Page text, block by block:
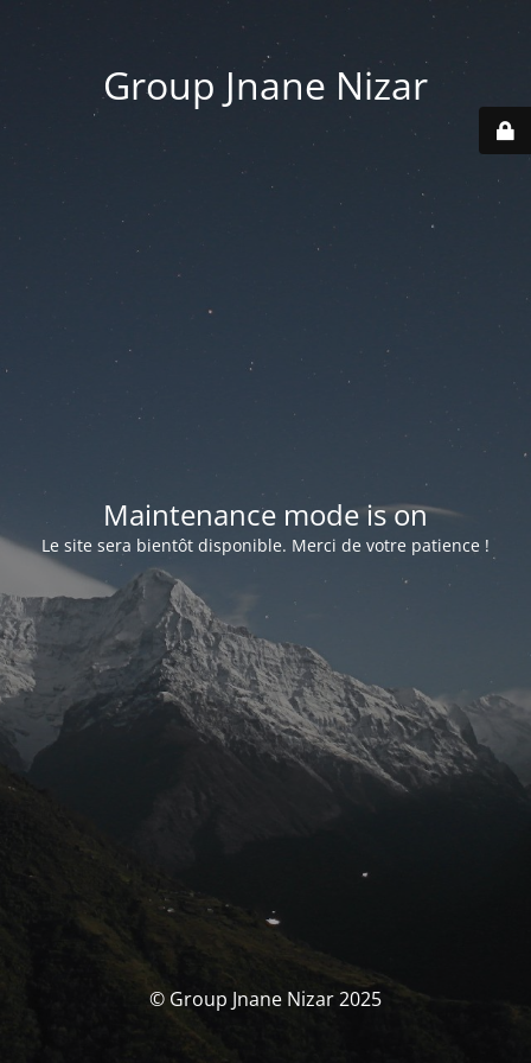
Group Jnane Nizar
Maintenance mode is on
Le site sera bientôt disponible. Merci de votre patience !
© Group Jnane Nizar 2025